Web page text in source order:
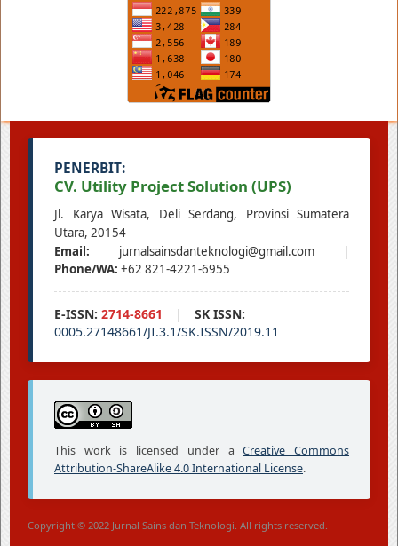
PENERBIT:
CV. Utility Project Solution (UPS)
Jl. Karya Wisata, Deli Serdang, Provinsi Sumatera
Utara, 20154
Email: jurnalsainsdanteknologi@gmail.com |
Phone/WA: +62 821-4221-6955
E-ISSN: 2714-8661 |
SK ISSN:
0005.27148661/JI.3.1/SK.ISSN/2019.11
This work is licensed under aCreative Commons
Attribution-ShareAlike 4.0 International License.
Copyright © 2022 Jurnal Sains dan Teknologi. All rights reserved.